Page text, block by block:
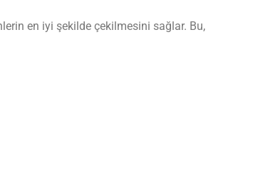
en iyi şekilde çekilmesini sağlar. Bu,